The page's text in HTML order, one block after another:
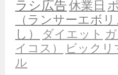
ラシ広告休業日
（ランサーエボ
し）
ダイエット
イコス）
ビックリ
ル